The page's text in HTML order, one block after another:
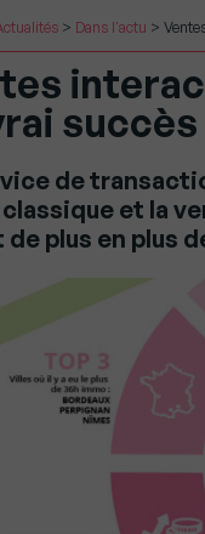
> Dans l'actu >
succès
de
et la
plus en plus